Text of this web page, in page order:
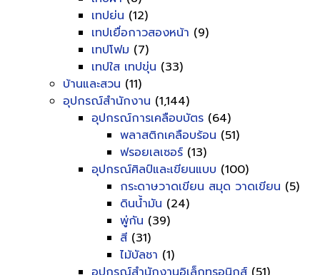
เทปย่น (12)
เทปเยื่อกาวสองหน้า (9)
เทปโฟม (7)
เทปใส เทปขุ่น (33)
บ้านและสวน (11)
อุปกรณ์สำนักงาน (1,144)
อุปกรณ์การเคลือบบัตร (64)
พลาสติกเคลือบร้อน (51)
ฟรอยเลเซอร์ (13)
อุปกรณ์ศิลป์และเขียนแบบ (100)
กระดาษวาดเขียน สมุด วาดเขียน (5)
ดินน้ำมัน (24)
พู่กัน (39)
สี (31)
ไม้บัลชา (1)